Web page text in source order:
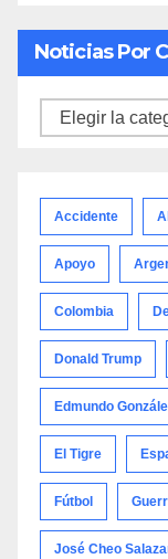
Noticias Por
Noticias
Accidente
Apoyo
Colombia
Donald Trump
Edmundo
El Tigre
Fútbol
José Cheo